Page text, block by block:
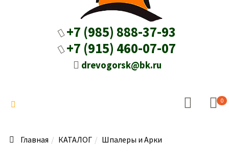
+7 (985) 888-37-93
+7 (915) 460-07-07
drevogorsk@bk.ru
0
Главная КАТАЛОГ Шпалеры и Арки